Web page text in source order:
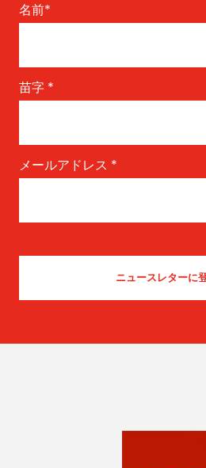
名前*
苗字 *
メールアドレス *